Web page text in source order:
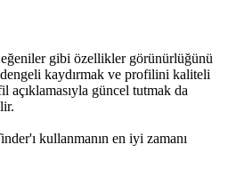
gibi özellikler görünürlüğünü
kaydırmak ve profilini kaliteli
açıklamasıyla güncel tutmak da
kullanmanın en iyi zamanı